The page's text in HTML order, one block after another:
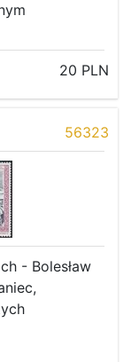
20 PLN
56323
- Bolesław